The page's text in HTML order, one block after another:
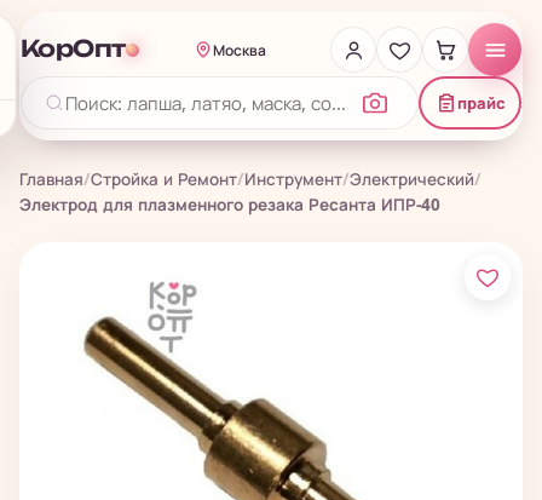
КорОпт Москва
прайс
Главная/Стройка и Ремонт/Инструмент/Электрический/
Электрод для плазменного резака Ресанта ИПР-40